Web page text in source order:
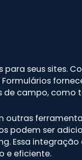
seus sites.
de campo, como
podem ser
Essa integração
e eficiente.